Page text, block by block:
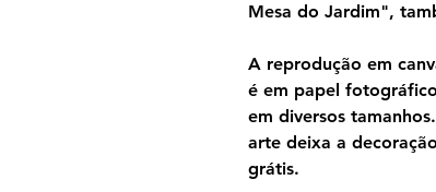
Mesa do Jardim",
A reprodução em
é em papel
em diversos
arte deixa a
grátis.